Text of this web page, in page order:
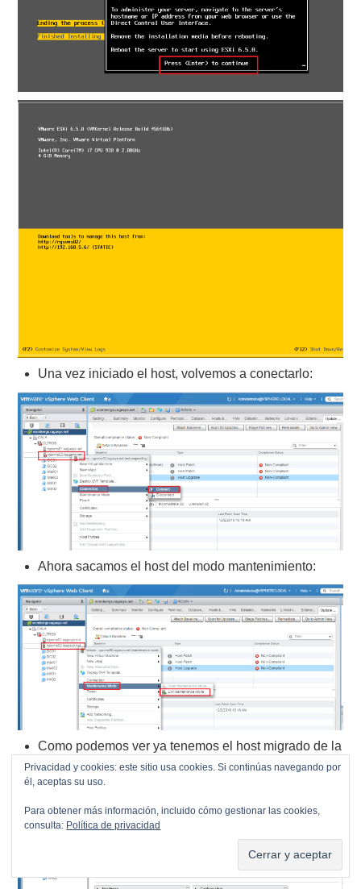
Una vez iniciado el host, volvemos a conectarlo:
Ahora sacamos el host del modo mantenimiento:
Como podemos ver ya tenemos el host migrado de la
versión 6.0 U2 a la 6.5:
Privacidad y cookies: este sitio usa cookies. Si continúas navegando por
él, aceptas su uso.
Para obtener más información, incluido cómo gestionar las cookies,
consulta: Política de privacidad